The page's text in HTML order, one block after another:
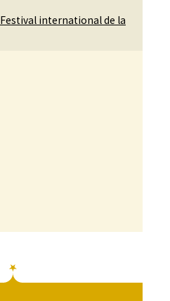
international de la